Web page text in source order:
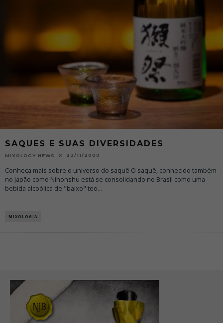
SAQUES E SUAS DIVERSIDADES
MIXOLOGY NEWS 23/11/2009
Conheça mais sobre o universo do saquê O saquê, conhecido também
no Japão como Nihonshu está se consolidando no Brasil como uma
bebida alcoólica de "baixo" teo...
MIXOLOGIA